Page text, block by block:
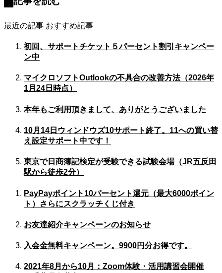
最近の記事 おすすめ記事
初回、サポートチケット５パーセント割引キャンペー
ン中
マイクロソフトOutlookの不具合の改善方法（2026年
1月24日時点）
本年もご利用頂きまして、ありがとうございました
10月14日ウィンドウズ10サポート終了。11への買い替
え設定サポート中です！
東京で日商簿記検定が受験できる試験会場（JR五反田
駅から徒歩2分）
PayPayポイント10パーセント還元（最大6000ポイン
ト）さらにスクラッチくじ付き
お友達紹介キャンペーンのお知らせ
入会金無料キャンペーン。9900円分お得です。
2021年8月から10月：Zoom体験・活用講習会開催